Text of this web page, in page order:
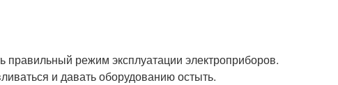
режим эксплуатации электроприборов.
и давать оборудованию остыть.